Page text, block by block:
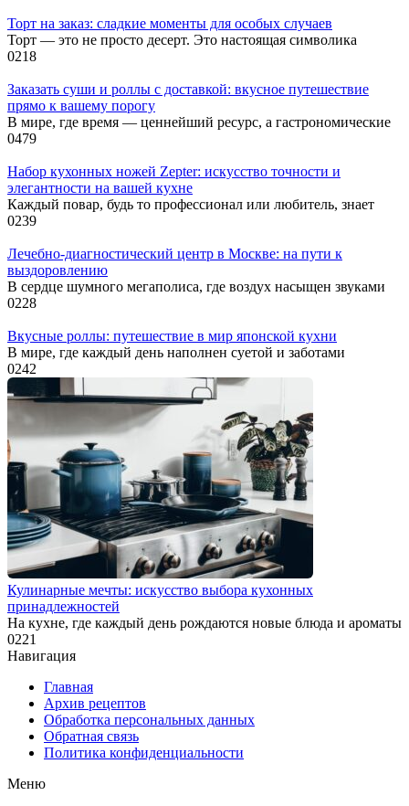
Торт на заказ: сладкие моменты для особых случаев
Торт — это не просто десерт. Это настоящая символика
0218
Заказать суши и роллы с доставкой: вкусное путешествие
прямо к вашему порогу
В мире, где время — ценнейший ресурс, а гастрономические
0479
Набор кухонных ножей Zepter: искусство точности и
элегантности на вашей кухне
Каждый повар, будь то профессионал или любитель, знает
0239
Лечебно-диагностический центр в Москве: на пути к
выздоровлению
В сердце шумного мегаполиса, где воздух насыщен звуками
0228
Вкусные роллы: путешествие в мир японской кухни
В мире, где каждый день наполнен суетой и заботами
0242
Кулинарные мечты: искусство выбора кухонных
принадлежностей
На кухне, где каждый день рождаются новые блюда и ароматы
0221
Навигация
Главная
Архив рецептов
Обработка персональных данных
Обратная связь
Политика конфиденциальности
Меню